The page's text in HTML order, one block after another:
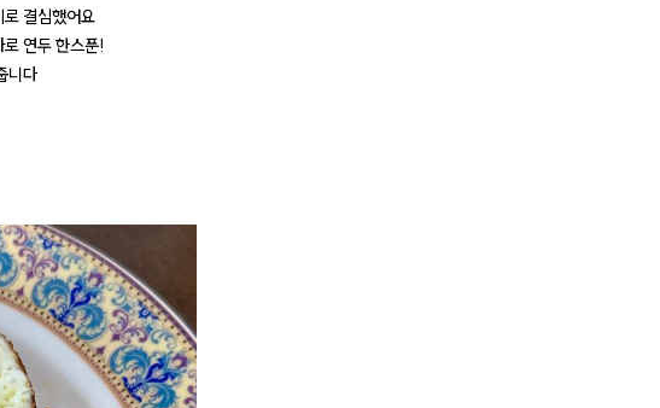
결심했어요
연두 한스푼!
니다